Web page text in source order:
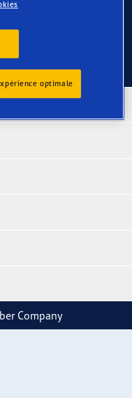
Company
optimale